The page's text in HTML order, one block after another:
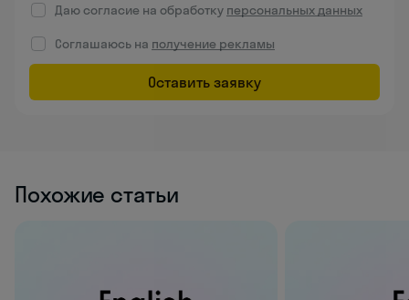
Даю согласие на обработку персональных данных
Соглашаюсь на получение рекламы
Оставить заявку
Похожие статьи